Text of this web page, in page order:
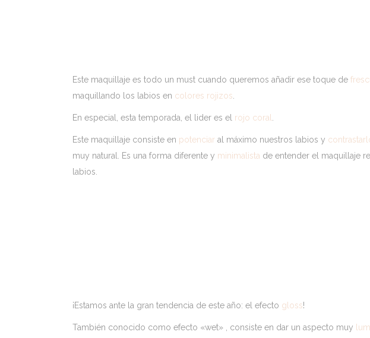
Este maquillaje es todo un must cuando queremos añadir ese toque de
maquillando los labios en colores rojizos
En especial, esta temporada, el lider es el rojo coral
Este maquillaje consiste en potenciar al máximo nuestros labios y
muy natural. Es una forma diferente y minimalista de entender el maquillaje
labios.
¡Estamos ante la gran tendencia de este año: el efecto gloss!
También conocido como efecto «wet» , consiste en dar un aspecto muy